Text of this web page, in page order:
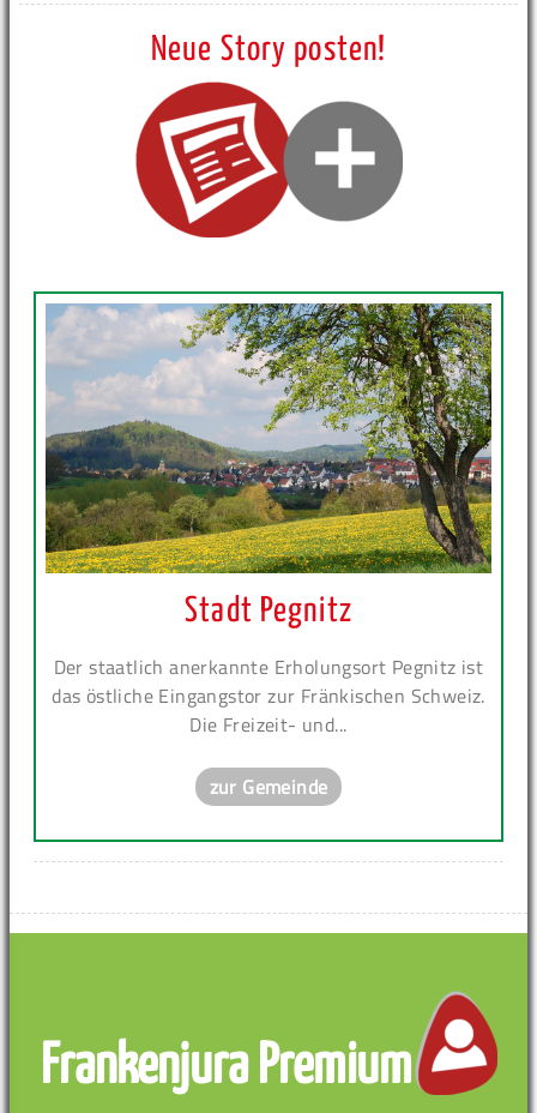
Neue Story posten!
Stadt Pegnitz
Der staatlich anerkannte Erholungsort Pegnitz ist
das östliche Eingangstor zur Fränkischen Schweiz.
Die Freizeit- und...
zur Gemeinde
Frankenjura Premium